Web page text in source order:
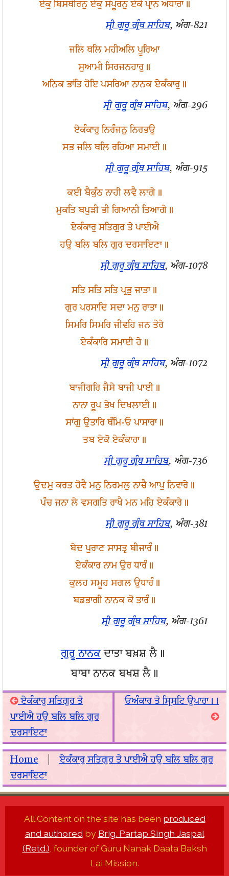
ਏਕੁ ਬਿਸਥੀਰਨੁ ਏਕੁ ਸੰਪੂਰਨੁ ਏਕੈ ਪ੍ਰਾਨ ਅਧਾਰਾ॥
ਸ੍ਰੀ ਗੁਰੂ ਗ੍ਰੰਥ ਸਾਹਿਬ, ਅੰਗ-821
ਜਲਿ ਥਲਿ ਮਹੀਅਲਿ ਪੂਰਿਆ
ਸੁਆਮੀ ਸਿਰਜਨਹਾਰੁ॥
ਅਨਿਕ ਭਾਂਤਿ ਹੋਇ ਪਸਰਿਆ ਨਾਨਕ ਏਕੰਕਾਰੁ॥
ਸ੍ਰੀ ਗੁਰੂ ਗ੍ਰੰਥ ਸਾਹਿਬ, ਅੰਗ-296
ਏਕੰਕਾਰੁ ਨਿਰੰਜਨੁ ਨਿਰਭਉ
ਸਭ ਜਲਿ ਥਲਿ ਰਹਿਆ ਸਮਾਈ॥
ਸ੍ਰੀ ਗੁਰੂ ਗ੍ਰੰਥ ਸਾਹਿਬ, ਅੰਗ-915
ਕਈ ਬੈਕੁੰਠ ਨਾਹੀ ਲਵੈ ਲਾਗੇ॥
ਮੁਕਤਿ ਬਪੁੜੀ ਭੀ ਗਿਆਨੀ ਤਿਆਗੇ॥
ਏਕੰਕਾਰੁ ਸਤਿਗੁਰ ਤੇ ਪਾਈਐ
ਹਉ ਬਲਿ ਬਲਿ ਗੁਰ ਦਰਸਾਇਣਾ॥
ਸ੍ਰੀ ਗੁਰੂ ਗ੍ਰੰਥ ਸਾਹਿਬ, ਅੰਗ-1078
ਸਤਿ ਸਤਿ ਸਤਿ ਪ੍ਰਭੁ ਜਾਤਾ॥
ਗੁਰ ਪਰਸਾਦਿ ਸਦਾ ਮਨੁ ਰਾਤਾ॥
ਸਿਮਰਿ ਸਿਮਰਿ ਜੀਵਹਿ ਜਨ ਤੇਰੇ
ਏਕੰਕਾਰਿ ਸਮਾਈ ਹੇ॥
ਸ੍ਰੀ ਗੁਰੂ ਗ੍ਰੰਥ ਸਾਹਿਬ, ਅੰਗ-1072
ਬਾਜੀਗਰਿ ਜੈਸੇ ਬਾਜੀ ਪਾਈ॥
ਨਾਨਾ ਰੂਪ ਭੇਖ ਦਿਖਲਾਈ॥
ਸਾਂਗੁ ਉਤਾਰਿ ਥੰਮਿ-ਓ ਪਾਸਾਰਾ॥
ਤਬ ਏਕੋ ਏਕੰਕਾਰਾ॥
ਸ੍ਰੀ ਗੁਰੂ ਗ੍ਰੰਥ ਸਾਹਿਬ, ਅੰਗ-736
ਉਦਮੁ ਕਰਤ ਹੋਵੈ ਮਨੁ ਨਿਰਮਲੁ ਨਾਚੈ ਆਪੁ ਨਿਵਾਰੇ॥
ਪੰਚ ਜਨਾ ਲੇ ਵਸਗਤਿ ਰਾਖੈ ਮਨ ਮਹਿ ਏਕੰਕਾਰੇ॥
ਸ੍ਰੀ ਗੁਰੂ ਗ੍ਰੰਥ ਸਾਹਿਬ, ਅੰਗ-381
ਬੇਦ ਪੁਰਾਣ ਸਾਸਤ੍ਰ ਬੀਜਾਰੰ॥
ਏਕੰਕਾਰ ਨਾਮ ਉਰ ਧਾਰੰ॥
ਕੁਲਹ ਸਮੂਹ ਸਗਲ ਉਧਾਰੰ॥
ਬਡਭਾਗੀ ਨਾਨਕ ਕੋ ਤਾਰੰ॥
ਸ੍ਰੀ ਗੁਰੂ ਗ੍ਰੰਥ ਸਾਹਿਬ, ਅੰਗ-1361
ਗੁਰੂ ਨਾਨਕ ਦਾਤਾ ਬਖ਼ਸ਼ ਲੈ॥
ਬਾਬਾ ਨਾਨਕ ਬਖਸ਼ ਲੈ॥
ਏਕੰਕਾਰੁ ਸਤਿਗੁਰ ਤੇ
ਪਾਈਐ ਹਉ ਬਲਿ ਬਲਿ ਗੁਰ
ਦਰਸਾਇਣਾ
ਓਅੰਕਾਰ ਤੇ ਸ੍ਰਿਸਟਿ ਉਪਾਰਾ।।
Home
ਏਕੰਕਾਰੁ ਸਤਿਗੁਰ ਤੇ ਪਾਈਐ ਹਉ ਬਲਿ ਬਲਿ ਗੁਰ
ਦਰਸਾਇਣਾ
All Content on the site has been produced
and authored by Brig. Partap Singh Jaspal
(Retd.) , founder of Guru Nanak Daata Baksh
Lai Mission.